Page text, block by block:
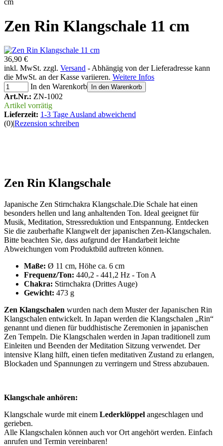
Zen Rin Klangschale 11 cm
36,90 €
inkl. MwSt. zzgl. Versand - Abhängig von der Lieferadresse kann
die MwSt. an der Kasse variieren. Weitere Infos
In den Warenkorb
In den Warenkorb
Art.Nr.: ZN-1002
Artikel vorrätig
Lieferzeit: 1-3 Tage Ausland abweichend
(0)|Rezension schreiben
Zen Rin Klangschale
Japanische Zen Stirnchakra Klangschale.Die Schale hat einen
besonders hellen und lang anhaltenden Ton. Ideal geeignet für
Musik, Meditation, Stressreduktion und Entspannung. Entdecken
Sie die zauberhafte Klangwelt der japanischen Zen-Klangschalen.
Bitte beachten Sie, dass aufgrund der Handarbeit leichte
Abweichungen vom Produktbild auftreten können.
Maße: Ø 11 cm, Höhe ca. 6 cm
Frequenz/Ton: 440,2 - 441,2 Hz - Ton A
Chakra: Stirnchakra (Drittes Auge)
Gewicht: 473 g
Zen Klangschalen wurden nach dem Muster der Japanischen Rin
Klangschalen entwickelt. In Japan werden die Klangschalen „Rin“
genannt und dienen für buddhistische Zeremonien in japanischen
Zen Tempeln. Die Klangschalen werden in Japan traditionell zum
Einleiten und Beenden der Meditation Sitzung verwendet. Der
intensive Klang hilft, einen tiefen meditativen Zustand zu erlangen,
Blockaden und Spannungen zu verringern und Stress abzubauen.
Klangschale anhören:
Klangschale wurde mit einem Lederklöppel angeschlagen und
gerieben.
Alle Klangschalen können auch vor Ort angehört werden. Einfach
anrufen und Termin vereinbaren!